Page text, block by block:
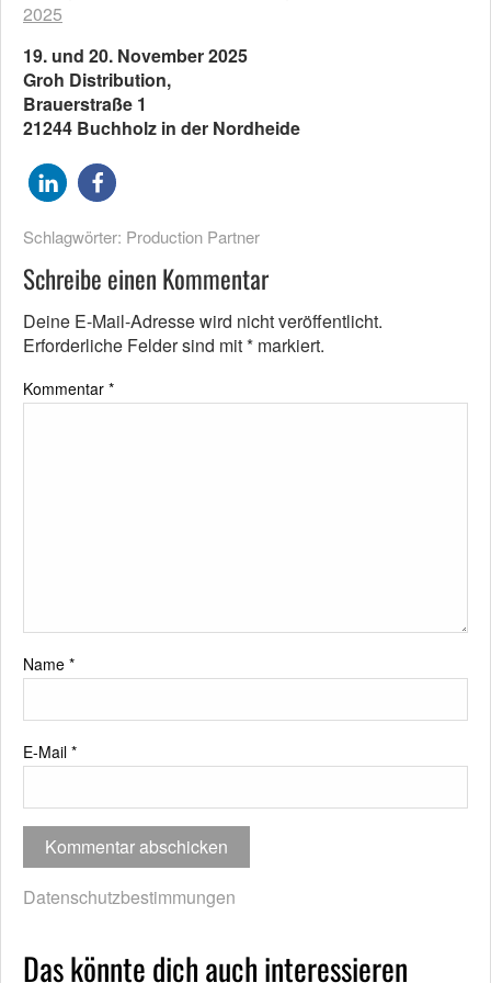
2025
19. und 20. November 2025
Groh Distribution,
Brauerstraße 1
21244 Buchholz in der Nordheide
Schlagwörter: Production Partner
Schreibe einen Kommentar
Deine E-Mail-Adresse wird nicht veröffentlicht.
Erforderliche Felder sind mit* markiert.
Kommentar *
Name *
E-Mail *
Datenschutzbestimmungen
Das könnte dich auch interessieren